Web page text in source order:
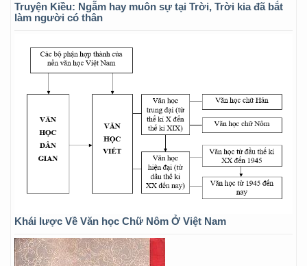
Truyện Kiều: Ngẫm hay muôn sự tại Trời, Trời kia đã bắt
làm người có thân
Khái lược Về Văn học Chữ Nôm Ở Việt Nam